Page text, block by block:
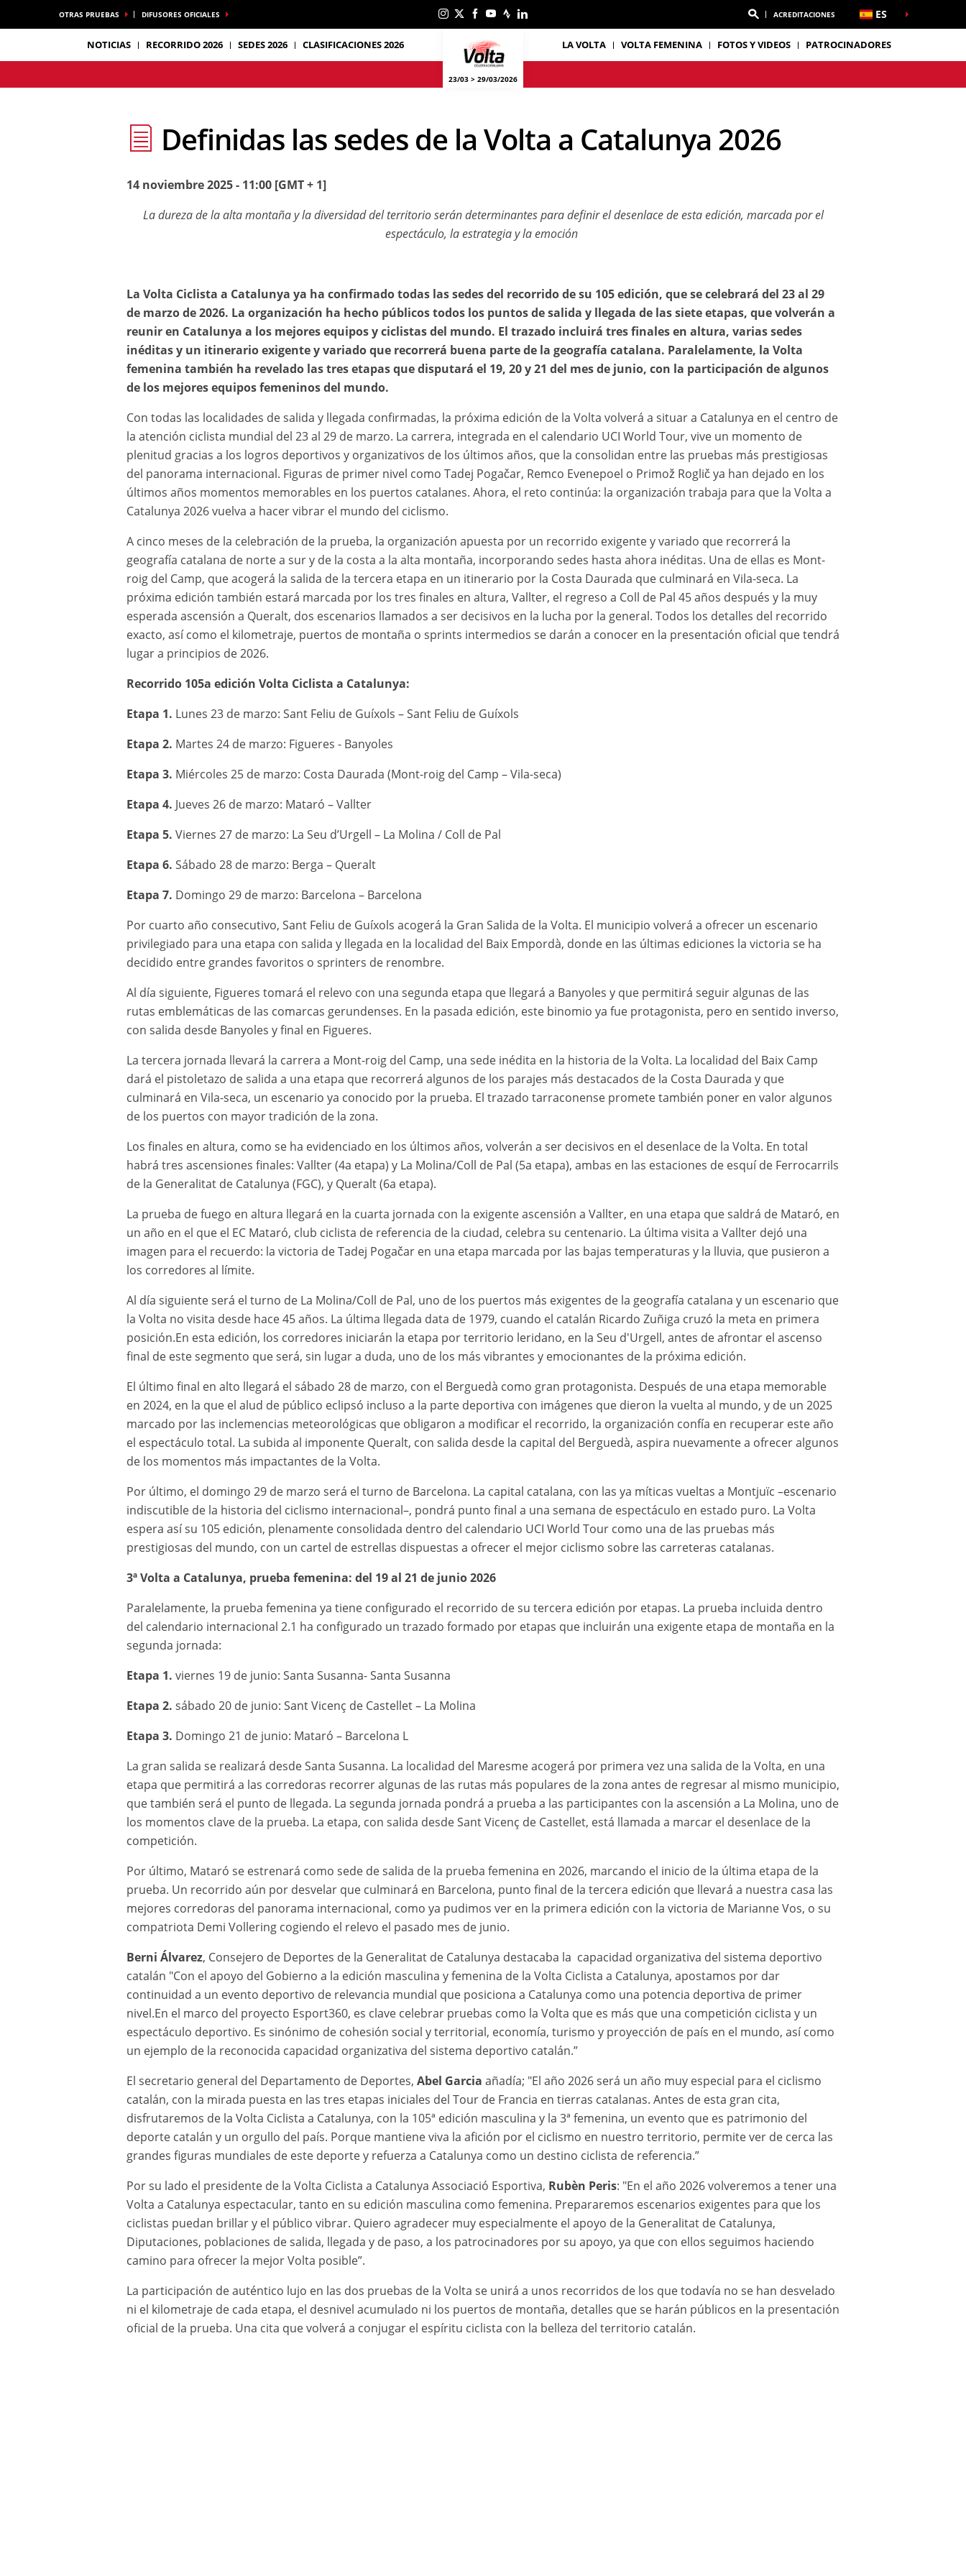
OTRAS PRUEBAS DIFUSORES OFICIALES ACREDITACIONES ES
NOTICIAS RECORRIDO 2026 SEDES 2026 CLASIFICACIONES 2026
23/03 > 29/03/2026
LA VOLTA VOLTA FEMENINA FOTOS Y VIDEOS PATROCINADORES
Definidas las sedes de la Volta a Catalunya 2026
14 noviembre 2025 - 11:00 [GMT + 1]
La dureza de la alta montaña y la diversidad del territorio serán determinantes para definir el desenlace de esta edición, marcada por el
espectáculo, la estrategia y la emoción
La Volta Ciclista a Catalunya ya ha confirmado todas las sedes del recorrido de su 105 edición, que se celebrará del 23 al 29
de marzo de 2026. La organización ha hecho públicos todos los puntos de salida y llegada de las siete etapas, que volverán a
reunir en Catalunya a los mejores equipos y ciclistas del mundo. El trazado incluirá tres finales en altura, varias sedes
inéditas y un itinerario exigente y variado que recorrerá buena parte de la geografía catalana. Paralelamente, la Volta
femenina también ha revelado las tres etapas que disputará el 19, 20 y 21 del mes de junio, con la participación de algunos
de los mejores equipos femeninos del mundo.
Con todas las localidades de salida y llegada confirmadas, la próxima edición de la Volta volverá a situar a Catalunya en el centro de
la atención ciclista mundial del 23 al 29 de marzo. La carrera, integrada en el calendario UCI World Tour, vive un momento de
plenitud gracias a los logros deportivos y organizativos de los últimos años, que la consolidan entre las pruebas más prestigiosas
del panorama internacional. Figuras de primer nivel como Tadej Pogačar, Remco Evenepoel o Primož Roglič ya han dejado en los
últimos años momentos memorables en los puertos catalanes. Ahora, el reto continúa: la organización trabaja para que la Volta a
Catalunya 2026 vuelva a hacer vibrar el mundo del ciclismo.
A cinco meses de la celebración de la prueba, la organización apuesta por un recorrido exigente y variado que recorrerá la
geografía catalana de norte a sur y de la costa a la alta montaña, incorporando sedes hasta ahora inéditas. Una de ellas es Mont-
roig del Camp, que acogerá la salida de la tercera etapa en un itinerario por la Costa Daurada que culminará en Vila-seca. La
próxima edición también estará marcada por los tres finales en altura, Vallter, el regreso a Coll de Pal 45 años después y la muy
esperada ascensión a Queralt, dos escenarios llamados a ser decisivos en la lucha por la general. Todos los detalles del recorrido
exacto, así como el kilometraje, puertos de montaña o sprints intermedios se darán a conocer en la presentación oficial que tendrá
lugar a principios de 2026.
Recorrido 105a edición Volta Ciclista a Catalunya:
Etapa 1. Lunes 23 de marzo: Sant Feliu de Guíxols – Sant Feliu de Guíxols
Etapa 2. Martes 24 de marzo: Figueres - Banyoles
Etapa 3. Miércoles 25 de marzo: Costa Daurada (Mont-roig del Camp – Vila-seca)
Etapa 4. Jueves 26 de marzo: Mataró – Vallter
Etapa 5. Viernes 27 de marzo: La Seu d’Urgell – La Molina / Coll de Pal
Etapa 6. Sábado 28 de marzo: Berga – Queralt
Etapa 7. Domingo 29 de marzo: Barcelona – Barcelona
Por cuarto año consecutivo, Sant Feliu de Guíxols acogerá la Gran Salida de la Volta. El municipio volverá a ofrecer un escenario
privilegiado para una etapa con salida y llegada en la localidad del Baix Empordà, donde en las últimas ediciones la victoria se ha
decidido entre grandes favoritos o sprinters de renombre.
Al día siguiente, Figueres tomará el relevo con una segunda etapa que llegará a Banyoles y que permitirá seguir algunas de las
rutas emblemáticas de las comarcas gerundenses. En la pasada edición, este binomio ya fue protagonista, pero en sentido inverso,
con salida desde Banyoles y final en Figueres.
La tercera jornada llevará la carrera a Mont-roig del Camp, una sede inédita en la historia de la Volta. La localidad del Baix Camp
dará el pistoletazo de salida a una etapa que recorrerá algunos de los parajes más destacados de la Costa Daurada y que
culminará en Vila-seca, un escenario ya conocido por la prueba. El trazado tarraconense promete también poner en valor algunos
de los puertos con mayor tradición de la zona.
Los finales en altura, como se ha evidenciado en los últimos años, volverán a ser decisivos en el desenlace de la Volta. En total
habrá tres ascensiones finales: Vallter (4a etapa) y La Molina/Coll de Pal (5a etapa), ambas en las estaciones de esquí de Ferrocarrils
de la Generalitat de Catalunya (FGC), y Queralt (6a etapa).
La prueba de fuego en altura llegará en la cuarta jornada con la exigente ascensión a Vallter, en una etapa que saldrá de Mataró, en
un año en el que el EC Mataró, club ciclista de referencia de la ciudad, celebra su centenario. La última visita a Vallter dejó una
imagen para el recuerdo: la victoria de Tadej Pogačar en una etapa marcada por las bajas temperaturas y la lluvia, que pusieron a
los corredores al límite.
Al día siguiente será el turno de La Molina/Coll de Pal, uno de los puertos más exigentes de la geografía catalana y un escenario que
la Volta no visita desde hace 45 años. La última llegada data de 1979, cuando el catalán Ricardo Zuñiga cruzó la meta en primera
posición.En esta edición, los corredores iniciarán la etapa por territorio leridano, en la Seu d'Urgell, antes de afrontar el ascenso
final de este segmento que será, sin lugar a duda, uno de los más vibrantes y emocionantes de la próxima edición.
El último final en alto llegará el sábado 28 de marzo, con el Berguedà como gran protagonista. Después de una etapa memorable
en 2024, en la que el alud de público eclipsó incluso a la parte deportiva con imágenes que dieron la vuelta al mundo, y de un 2025
marcado por las inclemencias meteorológicas que obligaron a modificar el recorrido, la organización confía en recuperar este año
el espectáculo total. La subida al imponente Queralt, con salida desde la capital del Berguedà, aspira nuevamente a ofrecer algunos
de los momentos más impactantes de la Volta.
Por último, el domingo 29 de marzo será el turno de Barcelona. La capital catalana, con las ya míticas vueltas a Montjuïc –escenario
indiscutible de la historia del ciclismo internacional–, pondrá punto final a una semana de espectáculo en estado puro. La Volta
espera así su 105 edición, plenamente consolidada dentro del calendario UCI World Tour como una de las pruebas más
prestigiosas del mundo, con un cartel de estrellas dispuestas a ofrecer el mejor ciclismo sobre las carreteras catalanas.
3ª Volta a Catalunya, prueba femenina: del 19 al 21 de junio 2026
Paralelamente, la prueba femenina ya tiene configurado el recorrido de su tercera edición por etapas. La prueba incluida dentro
del calendario internacional 2.1 ha configurado un trazado formado por etapas que incluirán una exigente etapa de montaña en la
segunda jornada:
Etapa 1. viernes 19 de junio: Santa Susanna- Santa Susanna
Etapa 2. sábado 20 de junio: Sant Vicenç de Castellet – La Molina
Etapa 3. Domingo 21 de junio: Mataró – Barcelona L
La gran salida se realizará desde Santa Susanna. La localidad del Maresme acogerá por primera vez una salida de la Volta, en una
etapa que permitirá a las corredoras recorrer algunas de las rutas más populares de la zona antes de regresar al mismo municipio,
que también será el punto de llegada. La segunda jornada pondrá a prueba a las participantes con la ascensión a La Molina, uno de
los momentos clave de la prueba. La etapa, con salida desde Sant Vicenç de Castellet, está llamada a marcar el desenlace de la
competición.
Por último, Mataró se estrenará como sede de salida de la prueba femenina en 2026, marcando el inicio de la última etapa de la
prueba. Un recorrido aún por desvelar que culminará en Barcelona, ​​punto final de la tercera edición que llevará a nuestra casa las
mejores corredoras del panorama internacional, como ya pudimos ver en la primera edición con la victoria de Marianne Vos, o su
compatriota Demi Vollering cogiendo el relevo el pasado mes de junio.
Berni Álvarez, Consejero de Deportes de la Generalitat de Catalunya destacaba la capacidad organizativa del sistema deportivo
catalán "Con el apoyo del Gobierno a la edición masculina y femenina de la Volta Ciclista a Catalunya, apostamos por dar
continuidad a un evento deportivo de relevancia mundial que posiciona a Catalunya como una potencia deportiva de primer
nivel.En el marco del proyecto Esport360, es clave celebrar pruebas como la Volta que es más que una competición ciclista y un
espectáculo deportivo. Es sinónimo de cohesión social y territorial, economía, turismo y proyección de país en el mundo, así como
un ejemplo de la reconocida capacidad organizativa del sistema deportivo catalán.”
El secretario general del Departamento de Deportes, Abel Garcia añadía; "El año 2026 será un año muy especial para el ciclismo
catalán, con la mirada puesta en las tres etapas iniciales del Tour de Francia en tierras catalanas. Antes de esta gran cita,
disfrutaremos de la Volta Ciclista a Catalunya, con la 105ª edición masculina y la 3ª femenina, un evento que es patrimonio del
deporte catalán y un orgullo del país. Porque mantiene viva la afición por el ciclismo en nuestro territorio, permite ver de cerca las
grandes figuras mundiales de este deporte y refuerza a Catalunya como un destino ciclista de referencia.”
Por su lado el presidente de la Volta Ciclista a Catalunya Associació Esportiva, Rubèn Peris: "En el año 2026 volveremos a tener una
Volta a Catalunya espectacular, tanto en su edición masculina como femenina. Prepararemos escenarios exigentes para que los
ciclistas puedan brillar y el público vibrar. Quiero agradecer muy especialmente el apoyo de la Generalitat de Catalunya,
Diputaciones, poblaciones de salida, llegada y de paso, a los patrocinadores por su apoyo, ya que con ellos seguimos haciendo
camino para ofrecer la mejor Volta posible”.
La participación de auténtico lujo en las dos pruebas de la Volta se unirá a unos recorridos de los que todavía no se han desvelado
ni el kilometraje de cada etapa, el desnivel acumulado ni los puertos de montaña, detalles que se harán públicos en la presentación
oficial de la prueba. Una cita que volverá a conjugar el espíritu ciclista con la belleza del territorio catalán.